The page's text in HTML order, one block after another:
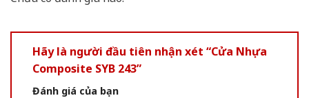
Hãy là người đầu tiên nhận xét “Cửa Nhựa
Composite SYB 243”
Đánh giá của bạn